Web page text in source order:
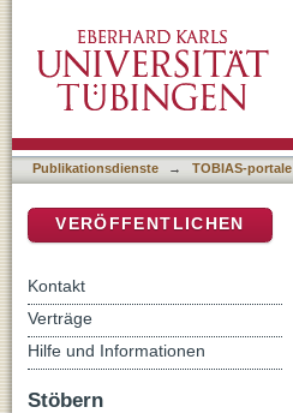
Publikationsdienste → TOBIAS-portale
VERÖFFENTLICHEN
Kontakt
Verträge
Hilfe und Informationen
Stöbern